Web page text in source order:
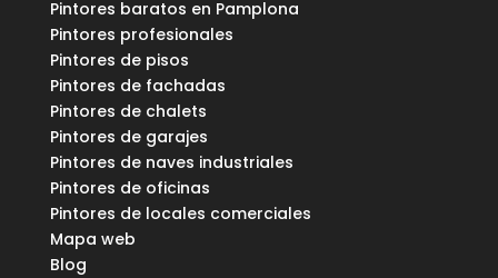
Pintores baratos en Pamplona
Pintores profesionales
Pintores de pisos
Pintores de fachadas
Pintores de chalets
Pintores de garajes
Pintores de naves industriales
Pintores de oficinas
Pintores de locales comerciales
Mapa web
Blog